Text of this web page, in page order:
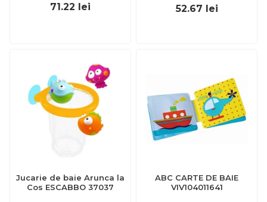
71.22 lei 52.67 lei
Jucarie de baie Arunca la
Cos ESCABBO 37037
ABC CARTE DE BAIE
VIV104011641